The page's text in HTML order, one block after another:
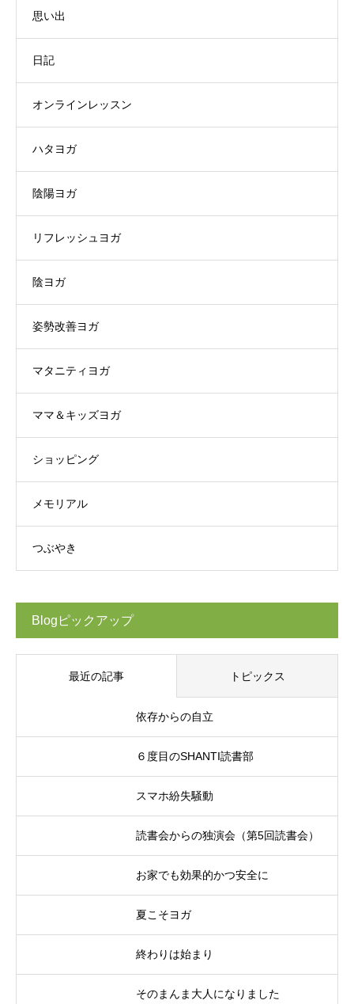
思い出
日記
オンラインレッスン
ハタヨガ
陰陽ヨガ
リフレッシュヨガ
陰ヨガ
姿勢改善ヨガ
マタニティヨガ
ママ＆キッズヨガ
ショッピング
メモリアル
つぶやき
Blogピックアップ
最近の記事 トピックス
依存からの自立
６度目のSHANTI読書部
スマホ紛失騒動
読書会からの独演会（第5回読書会）
お家でも効果的かつ安全に
夏こそヨガ
終わりは始まり
そのまんま大人になりました